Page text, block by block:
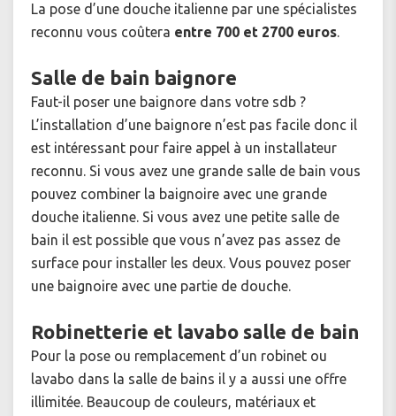
La pose d’une douche italienne par une spécialistes
reconnu vous coûtera entre 700 et 2700 euros.
Salle de bain baignore
Faut-il poser une baignore dans votre sdb ?
L’installation d’une baignore n’est pas facile donc il
est intéressant pour faire appel à un installateur
reconnu. Si vous avez une grande salle de bain vous
pouvez combiner la baignoire avec une grande
douche italienne. Si vous avez une petite salle de
bain il est possible que vous n’avez pas assez de
surface pour installer les deux. Vous pouvez poser
une baignoire avec une partie de douche.
Robinetterie et lavabo salle de bain
Pour la pose ou remplacement d’un robinet ou
lavabo dans la salle de bains il y a aussi une offre
illimitée. Beaucoup de couleurs, matériaux et